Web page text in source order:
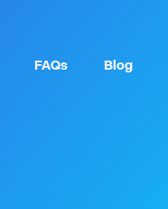
FAQs Blog